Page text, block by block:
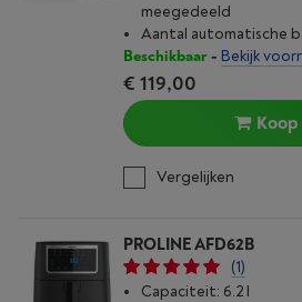
meegedeeld
Aantal automatische
Beschikbaar- Bekijk
€ 119,00
Koop
Vergelijken
PROLINE AFD62B
(1)
Capaciteit: 6.2 l